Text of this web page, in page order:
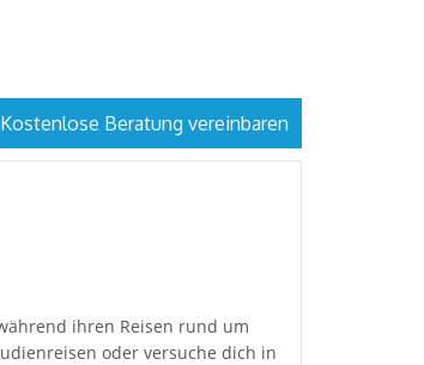
Kostenlose Beratung vereinbaren
ihren Reisen rund um
oder versuche dich in